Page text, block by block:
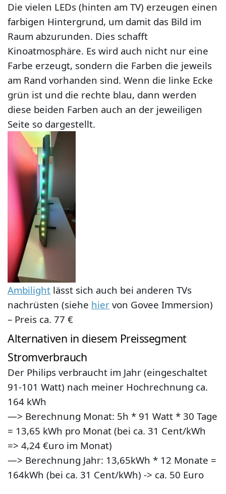
Die vielen LEDs (hinten am TV) erzeugen einen
farbigen Hintergrund, um damit das Bild im
Raum abzurunden. Dies schafft
Kinoatmosphäre. Es wird auch nicht nur eine
Farbe erzeugt, sondern die Farben die jeweils
am Rand vorhanden sind. Wenn die linke Ecke
grün ist und die rechte blau, dann werden
diese beiden Farben auch an der jeweiligen
Seite so dargestellt.
Ambilight lässt sich auch bei anderen TVs
nachrüsten (siehe hier von Govee Immersion)
– Preis ca. 77 €
Alternativen in diesem Preissegment
Stromverbrauch
Der Philips verbraucht im Jahr (eingeschaltet
91-101 Watt) nach meiner Hochrechnung ca.
164 kWh
—> Berechnung Monat: 5h * 91 Watt * 30 Tage
= 13,65 kWh pro Monat (bei ca. 31 Cent/kWh
=> 4,24 €uro im Monat)
—> Berechnung Jahr: 13,65kWh * 12 Monate =
164kWh (bei ca. 31 Cent/kWh) -> ca. 50 Euro